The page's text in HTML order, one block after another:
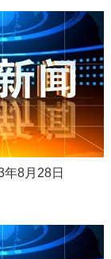
8月28日